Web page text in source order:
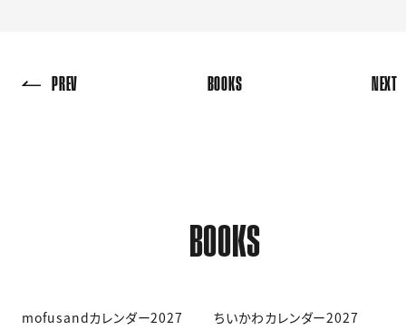
PREV BOOKS NEXT
BOOKS
mofusandカレンダー2027 ちいかわカレンダー2027